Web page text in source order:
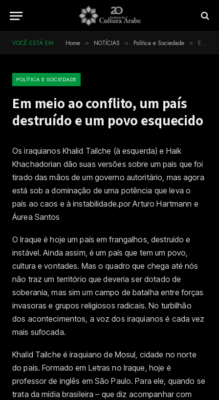
VOCÊ ESTÁ EM: Home » NOTÍCIAS » Política e Sociedade » Em meio ao conflito, um país destruído e um povo esquecido
POLÍTICA E SOCIEDADE
Em meio ao conflito, um país
destruído e um povo esquecido
Os iraquianos Khalid Tailche (à esquerda) e Haik
Khachadorian dão suas versões sobre um país que foi
tirado das mãos de um governo autoritário, mas agora
está sob a dominação de uma potência que leva o
país ao caos e à instabilidade.por Arturo Hartmann e
Áurea Santos
O Iraque é hoje um país em frangalhos, destruído e
instável. Ainda assim, é um país que tem um povo,
cultura e vontades. Mas o quadro que chega até nós
não traz um território que deveria ser dotado de
soberania, mas sim um campo de batalha entre forças
invasoras e grupos religiosos radicais. No turbilhão
dos acontecimentos, a voz dos iraquianos é cada vez
mais sufocada.
Khalid Tailche é iraquiano de Mosul, cidade no norte
do país. Formado em Letras no Iraque, hoje é
professor de inglês em São Paulo. Para ele, quando se
trata da mídia brasileira – que diz acompanhar com